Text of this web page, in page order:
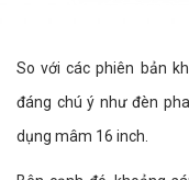
So với các phiên bản
đáng chú ý như đèn
dụng mâm 16 inch.